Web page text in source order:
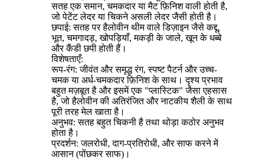
सतह एक समान, चमकदार या मैट फ़िनिश वाली होती है,
जो पेटेंट लेदर या चिकने असली लेदर जैसी होती है।
छपाई: सतह पर हैलोवीन थीम वाले डिज़ाइन जैसे कद्दू,
भूत, चमगादड़, खोपड़ियाँ, मकड़ी के जाले, खून के धब्बे
और कैंडी छपी होती हैं।
विशेषताएँ:
रूप-रंग: जीवंत और समृद्ध रंग, स्पष्ट पैटर्न और उच्च-
चमक या अर्ध-चमकदार फ़िनिश के साथ। दृश्य प्रभाव
बहुत मज़बूत है और इसमें एक "प्लास्टिक" जैसा एहसास
है, जो हैलोवीन की अतिरंजित और नाटकीय शैली के साथ
पूरी तरह मेल खाता है।
अनुभव: सतह बहुत चिकनी है तथा थोड़ा कठोर अनुभव
होता है।
प्रदर्शन: जलरोधी, दाग-प्रतिरोधी, और साफ करने में
आसान (पोंछकर साफ)।